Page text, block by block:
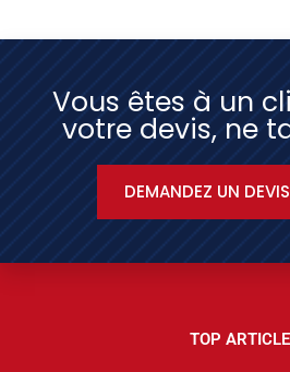
Vous êtes à un
votre devis, ne
DEMANDEZ UN
TOP